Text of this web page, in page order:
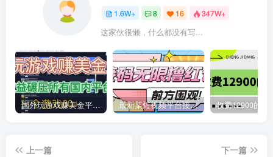
1.6W+ 8 16 347W+
这家伙很懒，什么都没有写...
国外玩游戏赚美金平台，一个游戏60+，收益碾压国内所有平台 最新某短视频平台接码看广告，无限撸1.3元项目【软件+详细操作教程】
上一篇
下一篇